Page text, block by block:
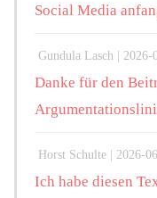
Social Media
Gundula Lasch | 2026-
Danke für den
Horst Schulte | 2026-
Ich habe diesen